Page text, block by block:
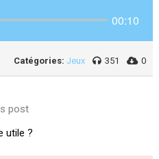
00:10
Catégories: Jeux 351 0
post
utile ?